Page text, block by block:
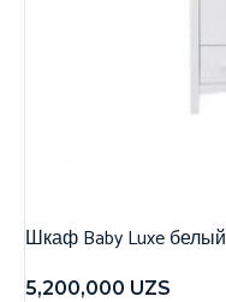
Шкаф Baby Luxe белый
5,200,000 UZS